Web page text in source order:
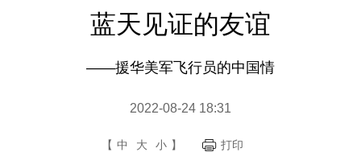
蓝天见证的友谊
——援华美军飞行员的中国情
2022-08-24 18:31
【 中 大 小 】 打印